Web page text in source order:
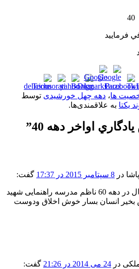
فرماييد
ها، دهه چهل خورشیدی توسط
یکتا به علاقمندی‌ها.
اواخر دهه 40 ”
در 8 سپتامبر 2015 در 17:37 گفت:
جناب فریدونی 3سال در دهه 60 ناظم مدرسه راهنمایی شهید
بخیر انسان بسار خوش اخلاق ودوست
در 24 می 2014 در 21:26 گفت: